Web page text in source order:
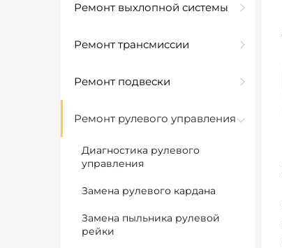
Ремонт выхлопной системы
Ремонт трансмиссии
Ремонт подвески
Ремонт рулевого управления
Диагностика рулевого
управления
Замена рулевого кардана
Замена пыльника рулевой
рейки